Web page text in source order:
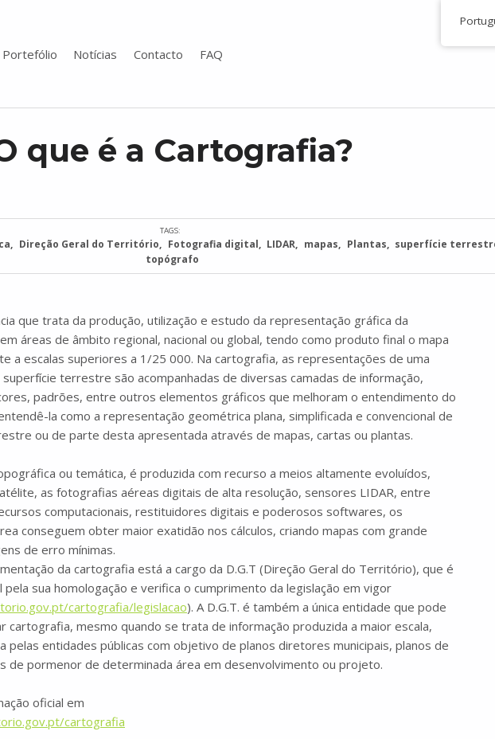
Portefólio Notícias Contacto FAQ
que é a Cartografia?
TAGS:
Direção Geral do Território Fotografia digital LIDAR mapas Plantas superfície
topógrafo
que trata da produção, utilização e estudo da representação gráfica da
áreas de âmbito regional, nacional ou global, tendo como produto final o mapa
a escalas superiores a 1/25 000. Na cartografia, as representações de uma
terrestre são acompanhadas de diversas camadas de informação,
padrões, entre outros elementos gráficos que melhoram o entendimento do
la como a representação geométrica plana, simplificada e convencional de
ou de parte desta apresentada através de mapas, cartas ou plantas.
ou temática, é produzida com recurso a meios altamente evoluídos,
as fotografias aéreas digitais de alta resolução, sensores LIDAR, entre
computacionais, restituidores digitais e poderosos softwares, os
conseguem obter maior exatidão nos cálculos, criando mapas com grande
de erro mínimas.
da cartografia está a cargo da D.G.T (Direção Geral do Território), que é
sua homologação e verifica o cumprimento da legislação em vigor
cartografia/legislacao). A D.G.T. é também a única entidade que pode
cartografia, mesmo quando se trata de informação produzida a maior escala,
pelas entidades públicas com objetivo de planos diretores municipais, planos de
de pormenor de determinada área em desenvolvimento ou projeto.
oficial em
cartografia